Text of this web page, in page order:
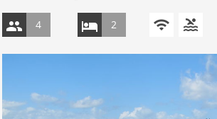
4 2